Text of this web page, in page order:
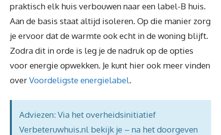
praktisch elk huis verbouwen naar een label-B huis.
Aan de basis staat altijd isoleren. Op die manier zorg
je ervoor dat de warmte ook echt in de woning blijft.
Zodra dit in orde is leg je de nadruk op de opties
voor energie opwekken. Je kunt hier ook meer vinden
overVoordeligste energielabel.
Adviezen: Via het overheidsinitiatief
Verbeteruwhuis.nl bekijk je – na het doorgeven